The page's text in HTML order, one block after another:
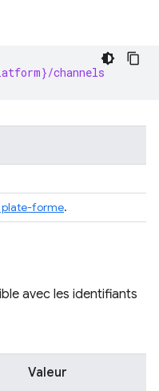
channels
forme.
avec les identifiants
Valeur